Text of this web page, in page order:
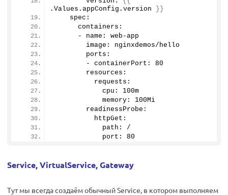
.Values. appConfig . version
}}
    spec:
      containers:
      - name: web-app
        image: nginxdemos/hello
        ports:
        - containerPort:
80
        resources:
          requests:
            cpu: 100m
            memory: 100Mi
        readinessProbe:
          httpGet:
            path: /
            port:
80
Service, VirtualService, Gateway
Тут мы всегда создаём обычный Service, в котором выполняем